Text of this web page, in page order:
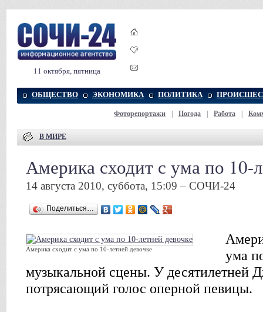
11 октября, пятница
ОБЩЕСТВО ЭКОНОМИКА ПОЛИТИКА
Фоторепортажи Погода Работа
В МИРЕ
Америка сходит с ума по 10-
14 августа 2010, суббота, 15:09 – СОЧИ-24
Поделиться…
Америка сходит с ума по 10-летней девочке
ума
музыкальной сцены. У десятилетней
потрясающий голос оперной певицы.